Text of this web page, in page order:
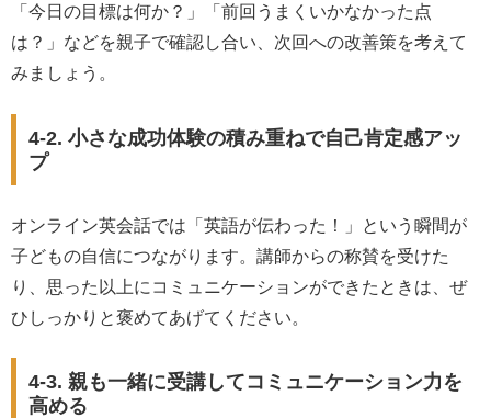
「今日の目標は何か？」「前回うまくいかなかった点
は？」などを親子で確認し合い、次回への改善策を考えて
みましょう。
4-2. 小さな成功体験の積み重ねで自己肯定感アッ
プ
オンライン英会話では「英語が伝わった！」という瞬間が
子どもの自信につながります。講師からの称賛を受けた
り、思った以上にコミュニケーションができたときは、ぜ
ひしっかりと褒めてあげてください。
4-3. 親も一緒に受講してコミュニケーション力を
高める